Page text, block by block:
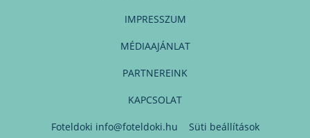
IMPRESSZUM
MÉDIAAJÁNLAT
PARTNEREINK
KAPCSOLAT
Foteldoki info@foteldoki.hu Süti beállítások